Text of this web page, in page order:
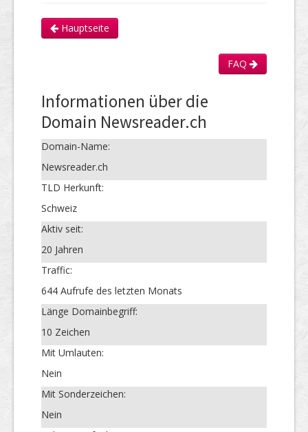
Hauptseite
FAQ
Informationen über die
Domain Newsreader.ch
Domain-Name:
Newsreader.ch
TLD Herkunft:
Schweiz
Aktiv seit:
20 Jahren
Traffic:
644 Aufrufe des letzten Monats
Länge Domainbegriff:
10 Zeichen
Mit Umlauten:
Nein
Mit Sonderzeichen:
Nein